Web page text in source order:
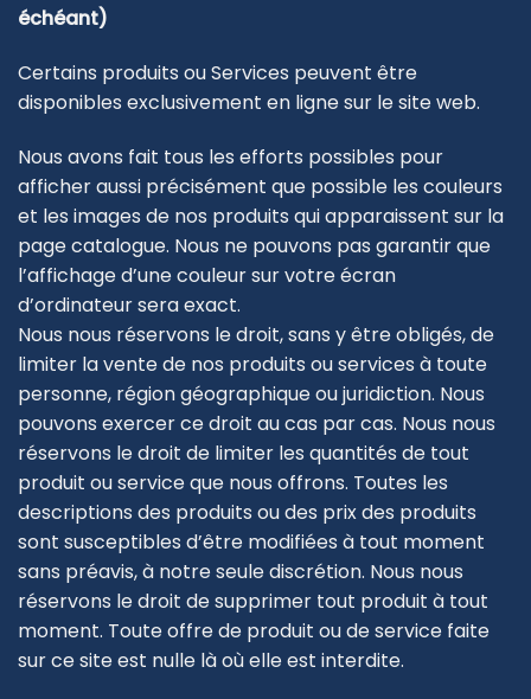
échéant)
Certains produits ou Services peuvent être
disponibles exclusivement en ligne sur le site web.
Nous avons fait tous les efforts possibles pour
afficher aussi précisément que possible les couleurs
et les images de nos produits qui apparaissent sur la
page catalogue. Nous ne pouvons pas garantir que
l’affichage d’une couleur sur votre écran
d’ordinateur sera exact.
Nous nous réservons le droit, sans y être obligés, de
limiter la vente de nos produits ou services à toute
personne, région géographique ou juridiction. Nous
pouvons exercer ce droit au cas par cas. Nous nous
réservons le droit de limiter les quantités de tout
produit ou service que nous offrons. Toutes les
descriptions des produits ou des prix des produits
sont susceptibles d’être modifiées à tout moment
sans préavis, à notre seule discrétion. Nous nous
réservons le droit de supprimer tout produit à tout
moment. Toute offre de produit ou de service faite
sur ce site est nulle là où elle est interdite.